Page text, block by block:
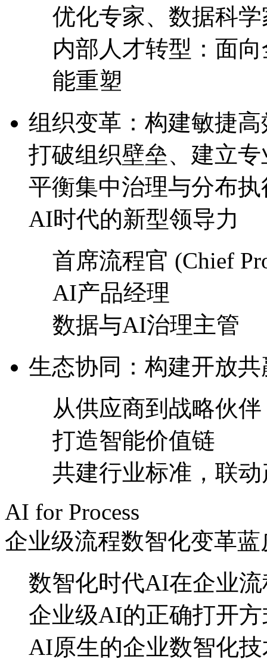
优化专家、数据科
内部人才转型：面向
能重塑
组织变革：构建敏
打破组织壁垒、建立
平衡集中治理与分布
AI时代的新型领导力
首席流程官 (Chief
AI产品经理
数据与AI治理主管
生态协同：构建开放
从供应商到战略伙伴
打造智能价值链
共建行业标准，联
AI for Process
企业级流程数智化变革蓝
数智化时代AI在企业
企业级AI的正确打开
AI原生的企业数智化